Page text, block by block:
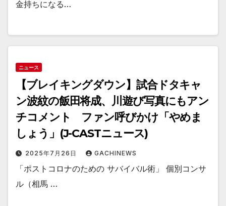
金持ちになる…
ニュース
【ブレイキングダウン】試合ドタキャ
ン波紋の飯田将成、川遊び写真にもアン
チコメント ファン呼びかけ「やめま
しょう」(J-CASTニュース)
2025年7月26日 GACHINEWS
「ポストコロナのための サバイバル術」 個別コンサ
ル（相馬 …